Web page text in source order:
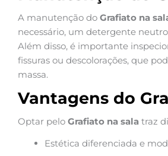
A manutenção do Grafiato na
necessário, um detergente
Além disso, é importante
fissuras ou descolorações, que
massa.
Vantagens do
Optar pelo Grafiato na sala traz
Estética diferenciada e